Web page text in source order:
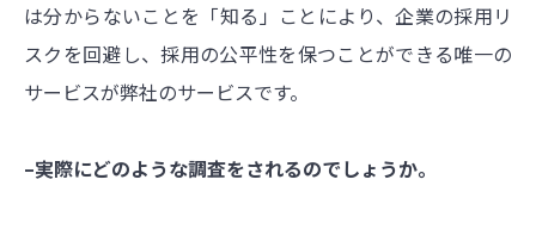
は分からないことを「知る」ことにより、企業の採用リ
スクを回避し、採用の公平性を保つことができる唯一の
サービスが弊社のサービスです。
–実際にどのような調査をされるのでしょうか。